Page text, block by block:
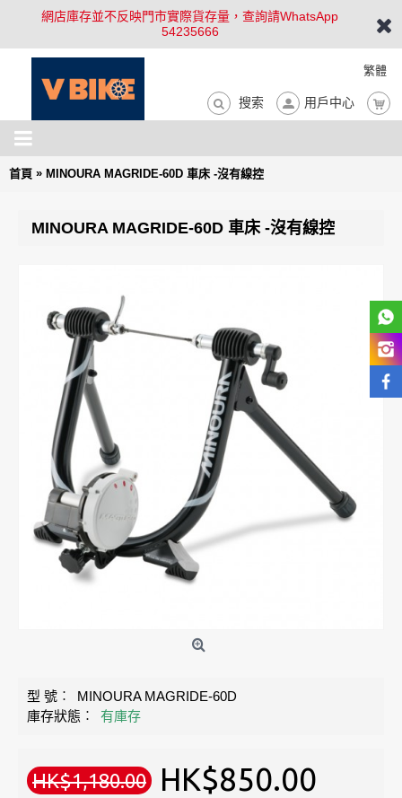
網店庫存並不反映門市實際貨存量，查詢請WhatsApp
54235666
繁體
搜索 用戶中心
首頁 » MINOURA MAGRIDE-60D 車床 -沒有線控
MINOURA MAGRIDE-60D 車床 -沒有線控
型 號︰
MINOURA MAGRIDE-60D
庫存狀態︰
有庫存
HK$1,180.00 HK$850.00